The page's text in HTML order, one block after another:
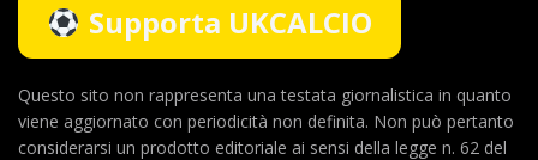
Supporta UKCALCIO
Questo sito non rappresenta una testata giornalistica in quanto
viene aggiornato con periodicità non definita. Non può pertanto
considerarsi un prodotto editoriale ai sensi della legge n. 62 del